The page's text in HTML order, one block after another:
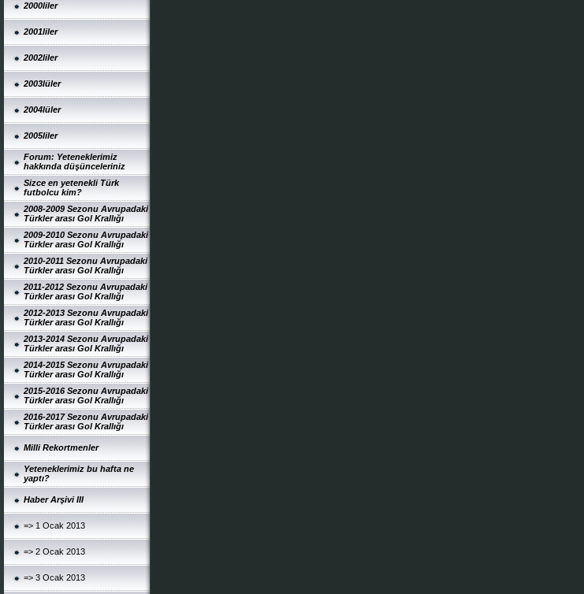
2000liler
2001liler
2002liler
2003lüler
2004lüler
2005liler
Forum: Yeteneklerimiz
hakkında düşünceleriniz
Sizce en yetenekli Türk
futbolcu kim?
2008-2009 Sezonu Avrupadaki
Türkler arası Gol Krallığı
2009-2010 Sezonu Avrupadaki
Türkler arası Gol Krallığı
2010-2011 Sezonu Avrupadaki
Türkler arası Gol Krallığı
2011-2012 Sezonu Avrupadaki
Türkler arası Gol Krallığı
2012-2013 Sezonu Avrupadaki
Türkler arası Gol Krallığı
2013-2014 Sezonu Avrupadaki
Türkler arası Gol Krallığı
2014-2015 Sezonu Avrupadaki
Türkler arası Gol Krallığı
2015-2016 Sezonu Avrupadaki
Türkler arası Gol Krallığı
2016-2017 Sezonu Avrupadaki
Türkler arası Gol Krallığı
Milli Rekortmenler
Yeteneklerimiz bu hafta ne
yaptı?
Haber Arşivi III
=> 1 Ocak 2013
=> 2 Ocak 2013
=> 3 Ocak 2013